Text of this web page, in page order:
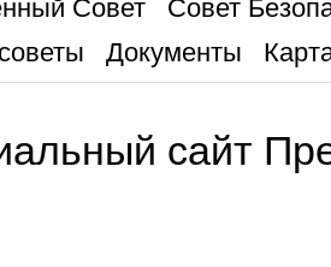
Совет
Совет
Документы
сайт